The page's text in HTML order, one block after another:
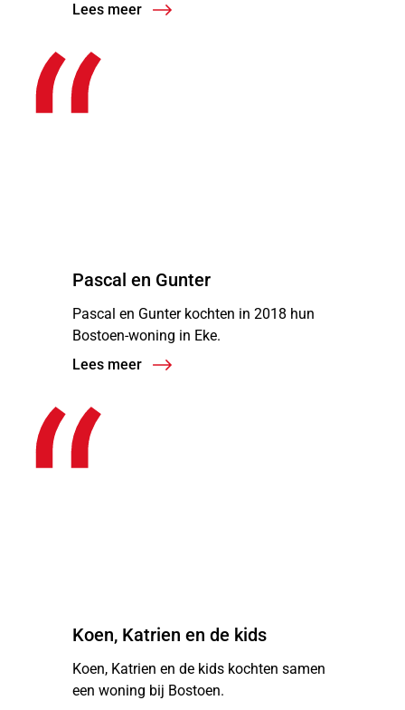
Lees meer
“Pascal en Gunter
Pascal en Gunter kochten in 2018 hun
Bostoen-woning in Eke.
Lees meer
“Koen, Katrien en de kids
Koen, Katrien en de kids kochten samen
een woning bij Bostoen.